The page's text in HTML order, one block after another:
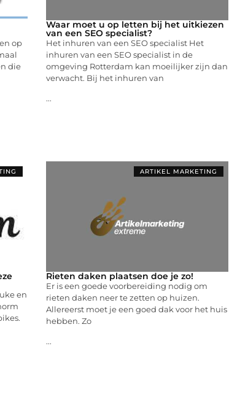
op
die
Waar moet u op letten bij het uitkiezen
van een SEO specialist?
Het inhuren van een SEO specialist Het
inhuren van een SEO specialist in de
omgeving Rotterdam kan moeilijker zijn dan
verwacht. Bij het inhuren van
...
en
ARTIKEL MARKETING
Rieten daken plaatsen doe je zo!
Er is een goede voorbereiding nodig om
rieten daken neer te zetten op huizen.
Allereerst moet je een goed dak voor het huis
hebben. Zo
...